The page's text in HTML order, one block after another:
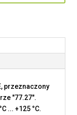
przeznaczony
"77.27".
... +125 °C.